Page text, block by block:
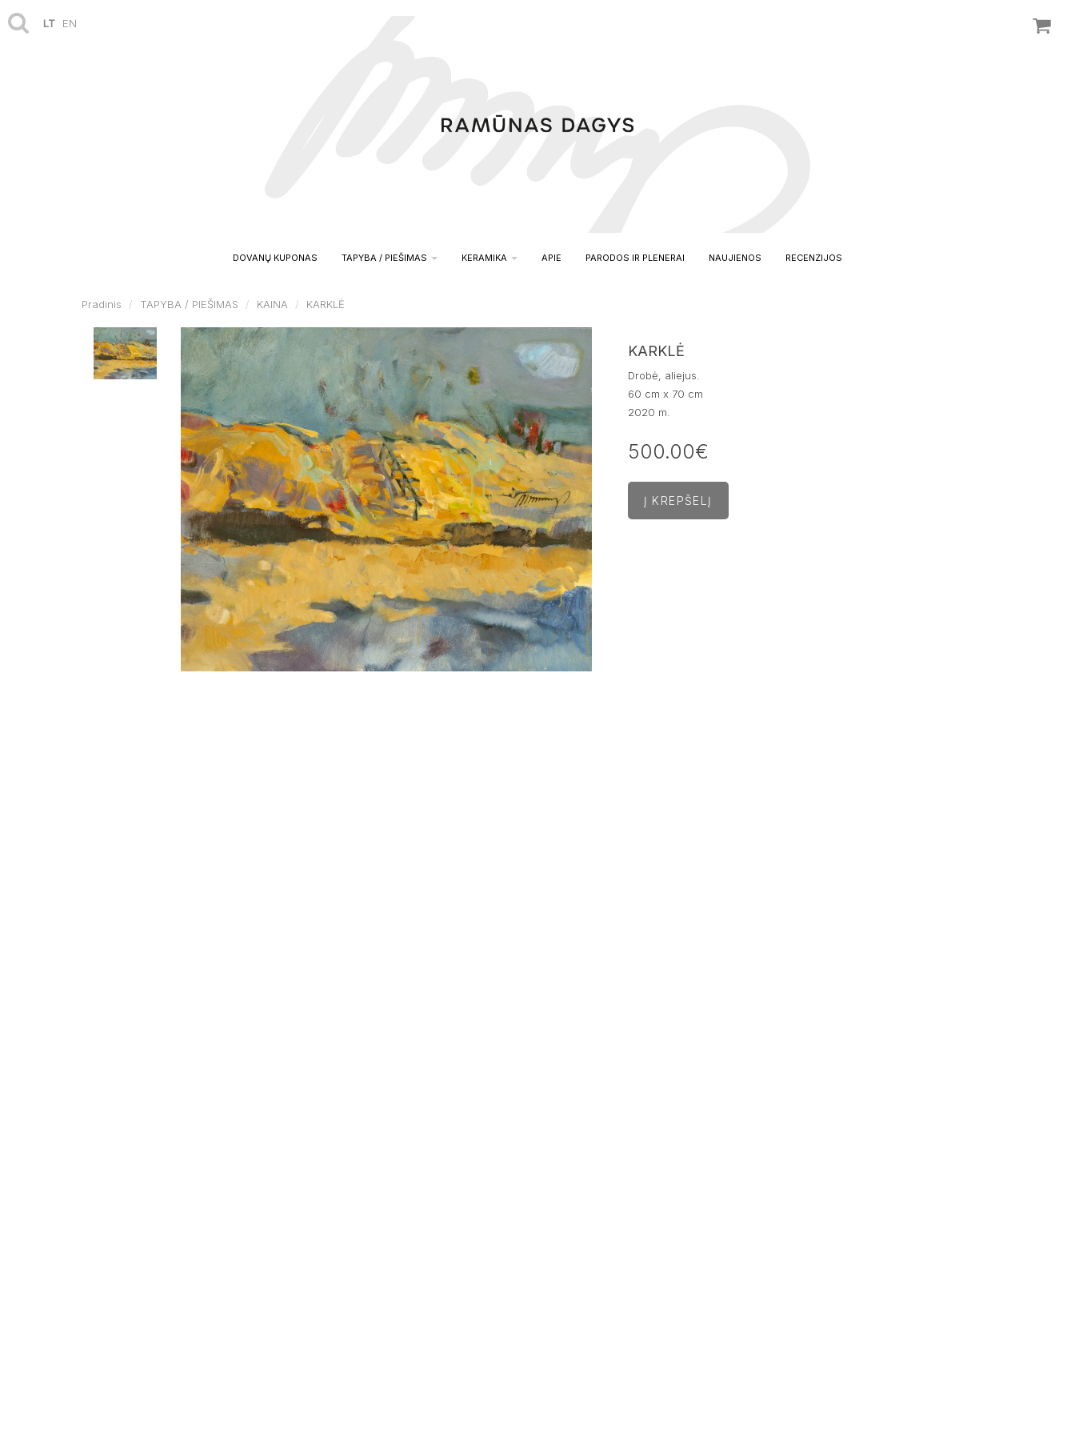
LT EN
DOVANŲ KUPONAS TAPYBA / PIEŠIMAS KERAMIKA APIE PARODOS IR PLENERAI NAUJIENOS RECENZIJOS
Pradinis TAPYBA / PIEŠIMAS KAINA KARKLĖ
KARKLĖ
Drobė, aliejus.
60 cm x 70 cm
2020 m.
500.00€